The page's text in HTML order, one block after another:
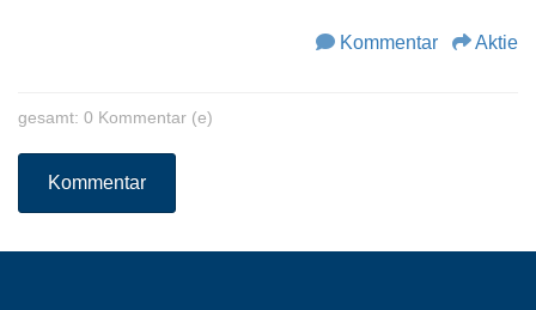
Kommentar Aktie
gesamt: 0 Kommentar (e)
Kommentar